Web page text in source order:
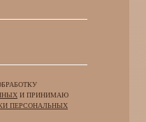
И ПРИНИМАЮ
ПЕРСОНАЛЬНЫХ